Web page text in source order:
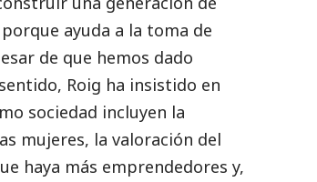
ayuda a la toma de
de que hemos dado
Roig ha insistido en
sociedad incluyen la
mujeres, la valoración del
haya más emprendedores y,